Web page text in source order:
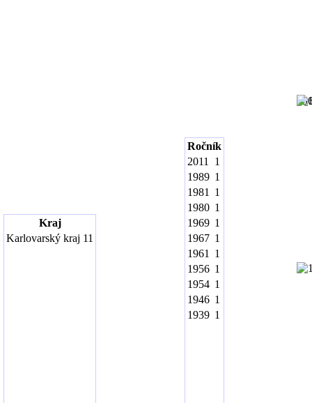
Kraj
Karlovarský kraj 11
Ročník
2011
1
1989 1
1981
1
1980 1
1969 1
1967 1
1961
1
1956 1
1954 1
1946 1
1939 1